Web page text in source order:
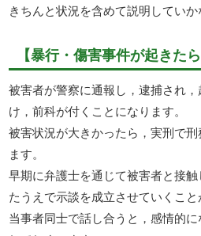
きちんと状況を含めて説明していか
【暴行・傷害事件が起きた
被害者が警察に通報し，逮捕され
け，前科が付くことになります。
被害状況が大きかったら，実刑で
ます。
早期に弁護士を通じて被害者と接
たうえで示談を成立させていくこと
当事者同士で話し合うと，感情的